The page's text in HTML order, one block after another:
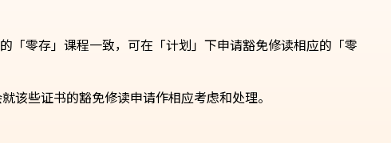
「零存」课程一致，可在「计划」下申请豁免修读相应的「零
该些证书的豁免修读申请作相应考虑和处理。